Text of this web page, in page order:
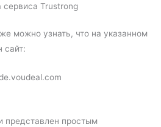
сервиса Trustrong
можно узнать, что на указанном
сайт:
представлен простым